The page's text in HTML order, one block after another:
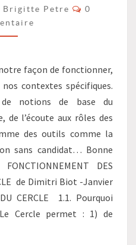
>
Brigitte Petre
0
façon de fonctionner,
contextes spécifiques.
notions de base du
de l’écoute aux rôles des
des outils comme la
sans candidat… Bonne
DES
de Dimitri Biot -Janvier
CERCLE 1.1. Pourquoi
Cercle permet : 1) de